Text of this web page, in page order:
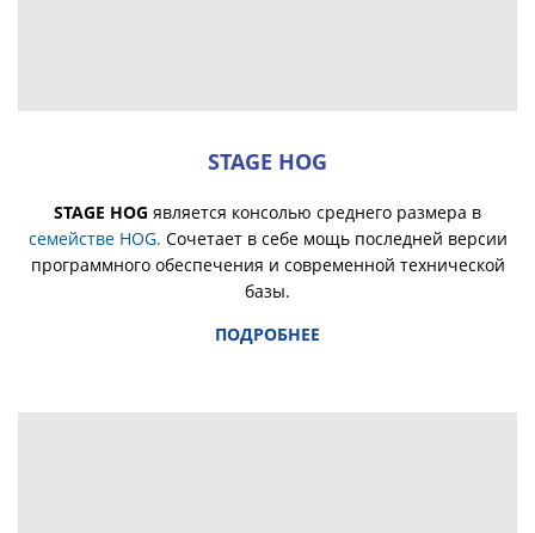
STAGE HOG
STAGE HOG является консолью среднего размера в
семействе HOG. Сочетает в себе мощь последней версии
программного обеспечения и современной технической
базы.
ПОДРОБНЕЕ